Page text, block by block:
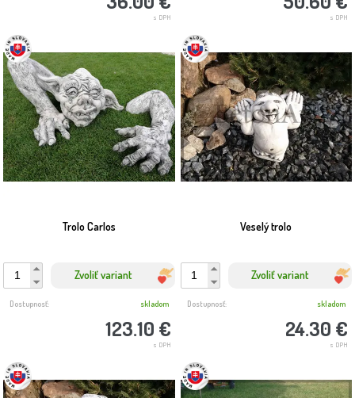
s DPH s DPH
Trolo Carlos
Zvoliť variant
123.10 €
s DPH
Dostupnosť: skladom
Veselý trolo
Zvoliť variant
24.30 €
s DPH
Dostupnosť: skladom